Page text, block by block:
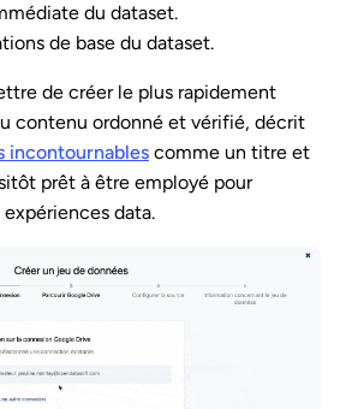
du dataset.
de base du dataset.
de créer le plus rapidement
contenu ordonné et vérifié, décrit
incontournables comme un titre et
prêt à être employé pour
data.